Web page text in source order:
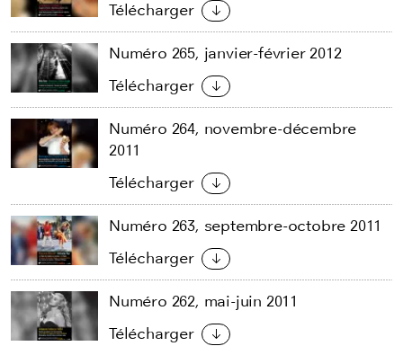
Télécharger
Numéro 265, janvier-février 2012
Télécharger
Numéro 264, novembre-décembre
2011
Télécharger
Numéro 263, septembre-octobre 2011
Télécharger
Numéro 262, mai-juin 2011
Télécharger